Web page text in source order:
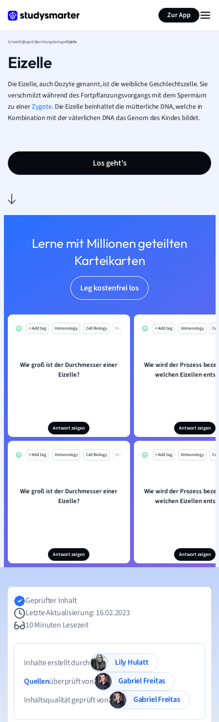
Zur App
SchuleBiologieEntwicklungsbiologieEizelle
Eizelle
Die Eizelle, auch Oozyte genannt, ist die weibliche Geschlechtszelle. Sie
verschmilzt während des Fortpflanzungsvorgangs mit dem Spermium
zu einerZygote. Die Eizelle beinhaltet die mütterliche DNA, welche in
Kombination mit der väterlichen DNA das Genom des Kindes bildet.
Los geht’s
Lerne mit Millionen geteilten
Karteikarten
Leg kostenfrei los
+ Add tag Immunology Cell Biology Mo
Wie groß ist der Durchmesser einer
Eizelle?
Antwort zeigen
+ Add tag Immunology
Wie wird der Prozess
welchen Eizellen
Antwort zeigen
+ Add tag Immunology Cell Biology Mo
Wie groß ist der Durchmesser einer
Eizelle?
Antwort zeigen
+ Add tag Immunology
Wie wird der Prozess
welchen Eizellen
Antwort zeigen
Seite zusammenfassen
Geprüfter Inhalt
Letzte Aktualisierung: 16.02.2023
10 Minuten Lesezeit
Inhalte erstellt durch
Lily Hulatt
Quellenüberprüft von
Gabriel Freitas
Inhaltsqualität geprüft von
Gabriel Freitas